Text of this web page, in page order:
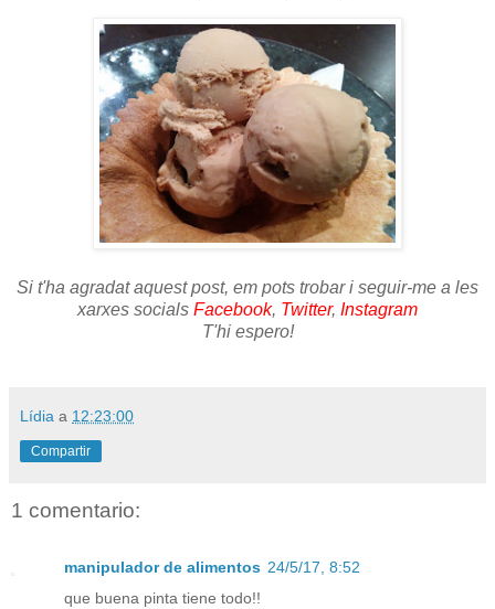
Si t'ha agradat aquest post, em pots trobar i seguir-me a les
xarxes socials Facebook, Twitter, Instagram
T'hi espero!
Lídia a 12:23:00
Compartir
1 comentario:
manipulador de alimentos 24/5/17, 8:52
que buena pinta tiene todo!!